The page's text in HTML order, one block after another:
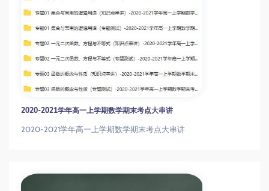
2020-2021学年高一上学期数学期末考点大串讲
2020-2021学年高一上学期数学期末考点大串讲